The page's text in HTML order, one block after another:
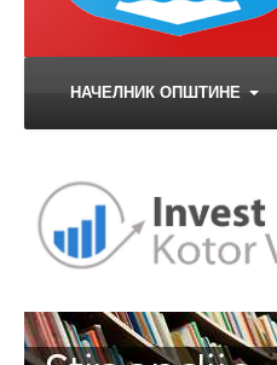
НАЧЕЛНИК ОПШТИНЕ